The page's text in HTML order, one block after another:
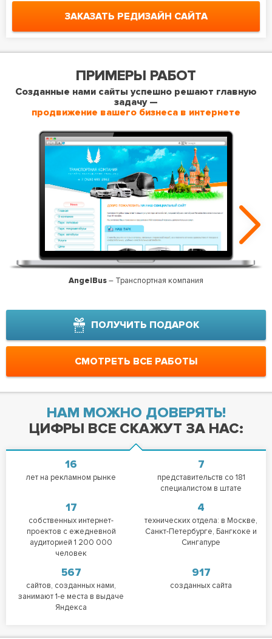
ЗАКАЗАТЬ РЕДИЗАЙН САЙТА
ПРИМЕРЫ РАБОТ
Созданные нами сайты успешно решают главную
задачу —
продвижение вашего бизнеса в интернете
AngelBus– Транспортная компания
ПОЛУЧИТЬ ПОДАРОК
СМОТРЕТЬ ВСЕ РАБОТЫ
НАМ МОЖНО ДОВЕРЯТЬ!
ЦИФРЫ ВСЕ СКАЖУТ ЗА НАС:
16
лет на рекламном рынке
7
представительств со 181
специалистом в штате
17
собственных интернет-
проектов с ежедневной
аудиторией 1 200 000
человек
4
технических отдела: в Москве,
Санкт-Петербурге, Бангкоке и
Сингапуре
567
сайтов, созданных нами,
занимают 1-е места в выдаче
Яндекса
917
созданных сайта